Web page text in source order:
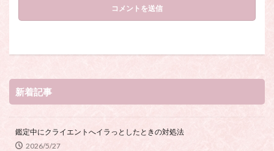
新着記事
鑑定中にクライエントへイラっとしたときの対処法
2026/5/27